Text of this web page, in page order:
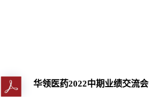
华领医药2022中期业绩交流会